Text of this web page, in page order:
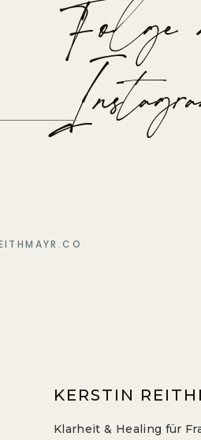
Klarheit & Healing für
KERSTIN
Folge